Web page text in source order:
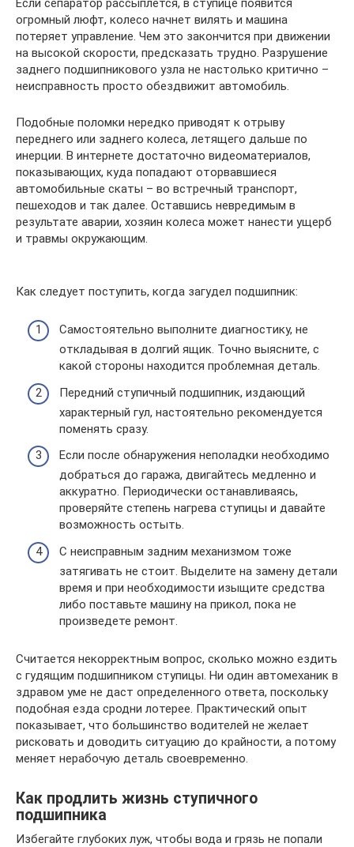
огромный люфт, колесо начнет вилять и машина
потеряет управление. Чем это закончится при движении
на высокой скорости, предсказать трудно. Разрушение
заднего подшипникового узла не настолько критично –
неисправность просто обездвижит автомобиль.
Подобные поломки нередко приводят к отрыву
переднего или заднего колеса, летящего дальше по
инерции. В интернете достаточно видеоматериалов,
показывающих, куда попадают оторвавшиеся
автомобильные скаты – во встречный транспорт,
пешеходов и так далее. Оставшись невредимым в
результате аварии, хозяин колеса может нанести ущерб
и травмы окружающим.
Как следует поступить, когда загудел подшипник:
Самостоятельно выполните диагностику, не
откладывая в долгий ящик. Точно выясните, с
какой стороны находится проблемная деталь.
Передний ступичный подшипник, издающий
характерный гул, настоятельно рекомендуется
поменять сразу.
Если после обнаружения неполадки необходимо
добраться до гаража, двигайтесь медленно и
аккуратно. Периодически останавливаясь,
проверяйте степень нагрева ступицы и давайте
возможность остыть.
С неисправным задним механизмом тоже
затягивать не стоит. Выделите на замену детали
время и при необходимости изыщите средства
либо поставьте машину на прикол, пока не
произведете ремонт.
Считается некорректным вопрос, сколько можно ездить
с гудящим подшипником ступицы. Ни один автомеханик в
здравом уме не даст определенного ответа, поскольку
подобная езда сродни лотерее. Практический опыт
показывает, что большинство водителей не желает
рисковать и доводить ситуацию до крайности, а потому
меняет нерабочую деталь своевременно.
Как продлить жизнь ступичного
подшипника
Избегайте глубоких луж, чтобы вода и грязь не попали